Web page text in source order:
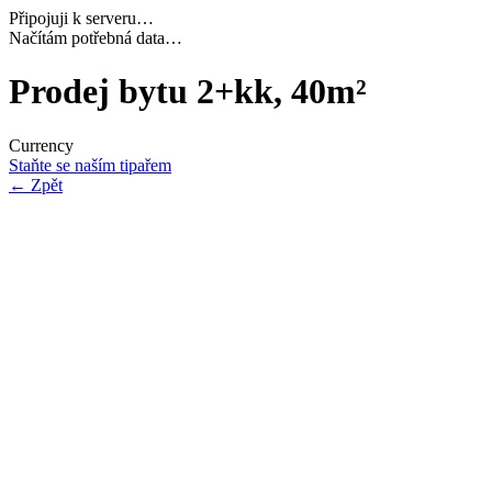
Připojuji k serveru…
Dokončuji inicializaci…
Prodej bytu 2+kk, 40m²
Currency
Staňte se naším tipařem
← Zpět